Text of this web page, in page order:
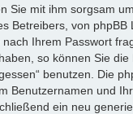
Sie mit ihm sorgsam
Betreibers, von phpBB
Ihrem Passwort
so können Sie die
benutzen. Die
Benutzernamen und
ein neu